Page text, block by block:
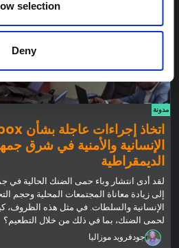
selection
Deny
مدونة
الإنسانية والأمنية في شرق
الديمقراطية
لقد أدى انتشار وباء حمى الضنك الحالية في
إلى زيادة معاناة المجتمعات المحلية وحجم
الإنسانية والسلطات. في مثل هذه الظروف،
لحمى الضنك، بما في ذلك من خلال التطعيم؟
جودفرويد موزاليا